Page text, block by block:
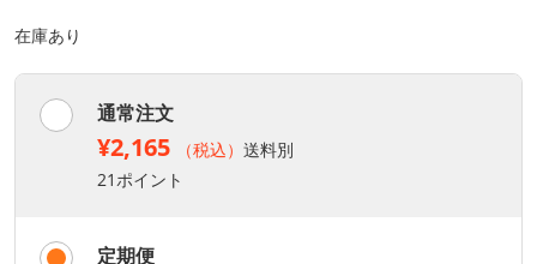
在庫あり
通常注文
¥2,165 （税込） 送料別
21ポイント
定期便